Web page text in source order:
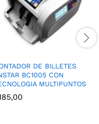
DE BILLETES
BC1005 CON
MULTIPUNTOS